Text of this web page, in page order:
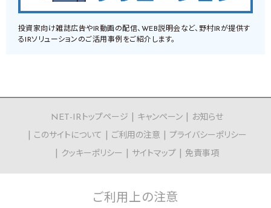
投資家向け雑誌広告やIR動画の配信、WEB説明会など、野村IRが提供す
るIRソリューションのご活用事例をご紹介します。
NET-IRトップページ キャンペーン
お知らせ
このサイトについて
ご利用の注意
プライバシーポリシー
クッキーポリシー
サイトマップ 免責事項
ご利用上の注意